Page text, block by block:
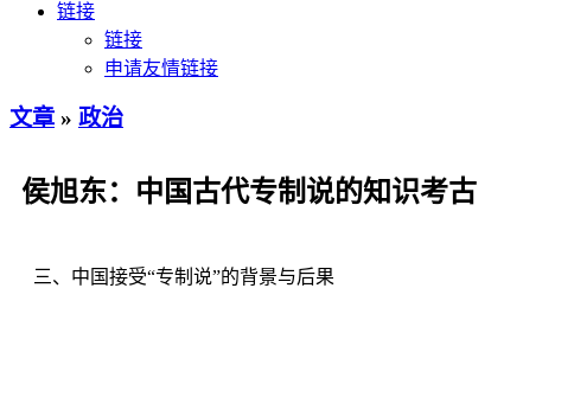
链接
链接
申请友情链接
文章 » 政治
侯旭东：中国古代专制说的知识考古
三、中国接受“专制说”的背景与后果